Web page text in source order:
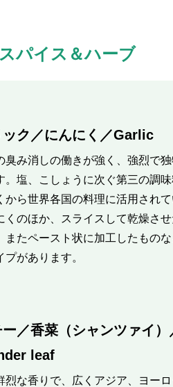
パイス＆ハーブ
ック／にんにく／Garlic
臭み消しの働きが強く、強烈で
。塩、こしょうに次ぐ第三の調
から世界各国の料理に活用され
くのほか、スライスして乾燥さ
またペースト状に加工したもの
プがあります。
／香菜（シャンツァイ）
leaf
烈な香りで、広くアジア、ヨー